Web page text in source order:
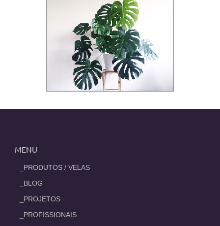
MENU
_PRODUTOS / VELAS
_BLOG
_PROJETOS
_PROFISSIONAIS